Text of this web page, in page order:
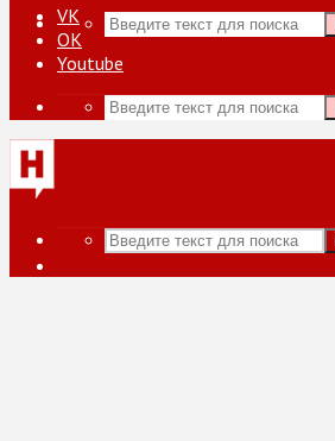
VK
ОК
Youtube